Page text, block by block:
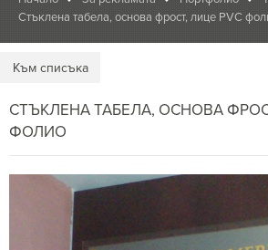
Стъклена табела, основа фрост, лице PVC
Kъм списъка
СТЪКЛЕНА ТАБЕЛА, ОСНОВА
ФОЛИО